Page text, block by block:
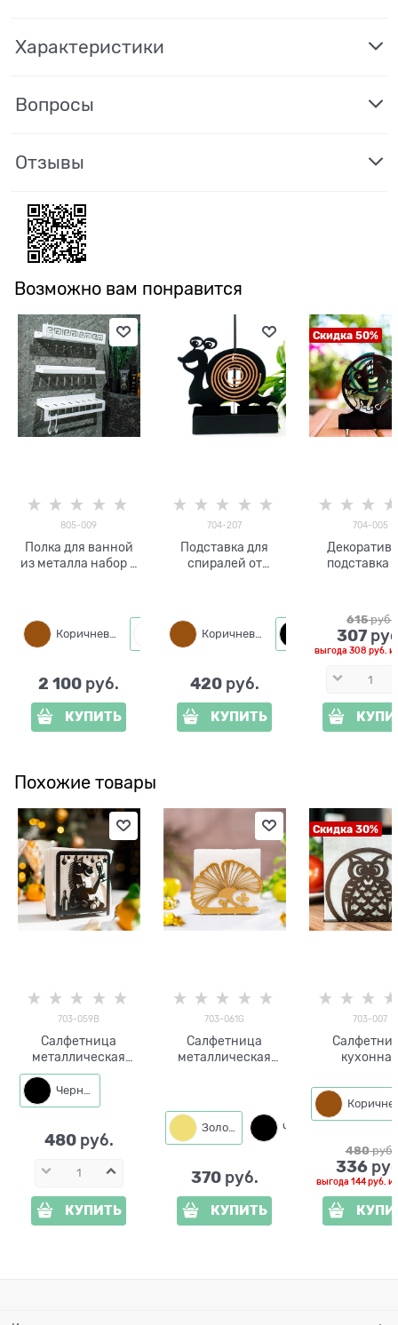
Характеристики
Вопросы
Отзывы
Возможно вам понравится
805-009
Полка для ванной
из металла набор 3
Коричневый
2 100 руб.
КУПИТЬ
704-207
Подставка для
спиралей от
Коричневый Черный
420 руб.
КУПИТЬ
Скидка 50%
704-005
подставка
615 руб.
307
выгода308 руб.
Похожие товары
703-059B
Салфетница
металлическая
новогодняя 703-
059 Весёлая
Лошадь 11,5*4*12,5
Черный
480 руб.
КУПИТЬ
703-061G
Салфетница
металлическая
Золото
370 руб.
КУПИТЬ
Скидка 30%
703-007
Сова
480 руб.
336
выгода 144 руб.